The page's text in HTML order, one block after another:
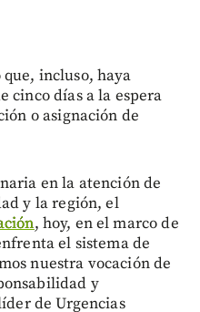
incluso, haya
cinco días a la espera
o asignación de
en la atención de
y la región, el
, hoy, en el marco de
el sistema de
nuestra vocación de
y
de Urgencias